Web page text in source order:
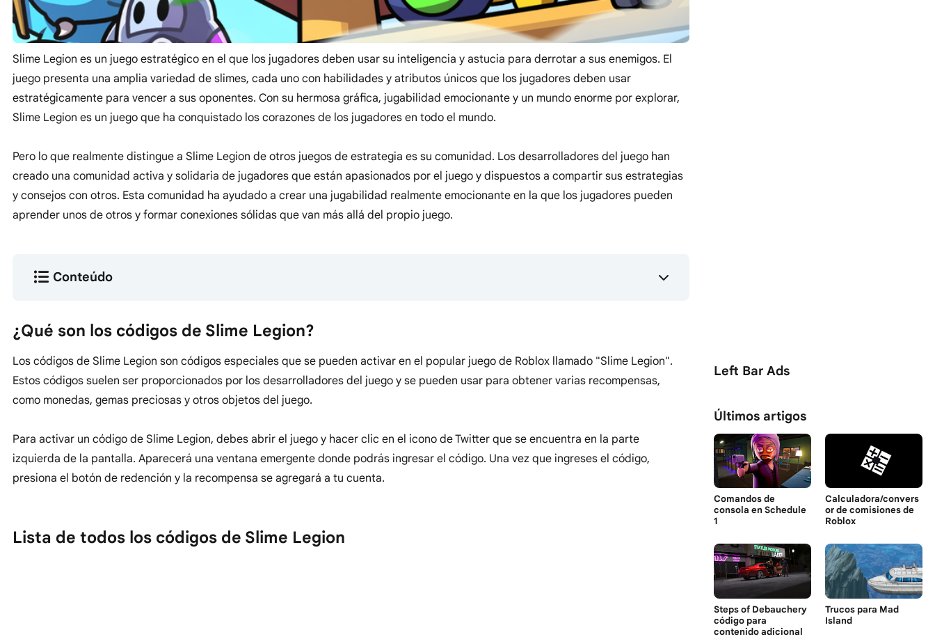
Slime Legion es un juego estratégico en el que los jugadores deben usar su inteligencia y astucia para derrotar a sus enemigos. El
juego presenta una amplia variedad de slimes, cada uno con habilidades y atributos únicos que los jugadores deben usar
estratégicamente para vencer a sus oponentes. Con su hermosa gráfica, jugabilidad emocionante y un mundo enorme por explorar,
Slime Legion es un juego que ha conquistado los corazones de los jugadores en todo el mundo.
Pero lo que realmente distingue a Slime Legion de otros juegos de estrategia es su comunidad. Los desarrolladores del juego han
creado una comunidad activa y solidaria de jugadores que están apasionados por el juego y dispuestos a compartir sus estrategias
y consejos con otros. Esta comunidad ha ayudado a crear una jugabilidad realmente emocionante en la que los jugadores pueden
aprender unos de otros y formar conexiones sólidas que van más allá del propio juego.
Conteúdo
¿Qué son los códigos de Slime Legion?
Los códigos de Slime Legion son códigos especiales que se pueden activar en el popular juego de Roblox llamado "Slime Legion".
Estos códigos suelen ser proporcionados por los desarrolladores del juego y se pueden usar para obtener varias recompensas,
como monedas, gemas preciosas y otros objetos del juego.
Para activar un código de Slime Legion, debes abrir el juego y hacer clic en el icono de Twitter que se encuentra en la parte
izquierda de la pantalla. Aparecerá una ventana emergente donde podrás ingresar el código. Una vez que ingreses el código,
presiona el botón de redención y la recompensa se agregará a tu cuenta.
Lista de todos los códigos de Slime Legion
Left Bar Ads
Últimos artigos
Comandos de
consola en Schedule
1
Calculadora/convers
or de comisiones de
Roblox
Steps of Debauchery
código para
contenido adicional
Trucos para Mad
Island